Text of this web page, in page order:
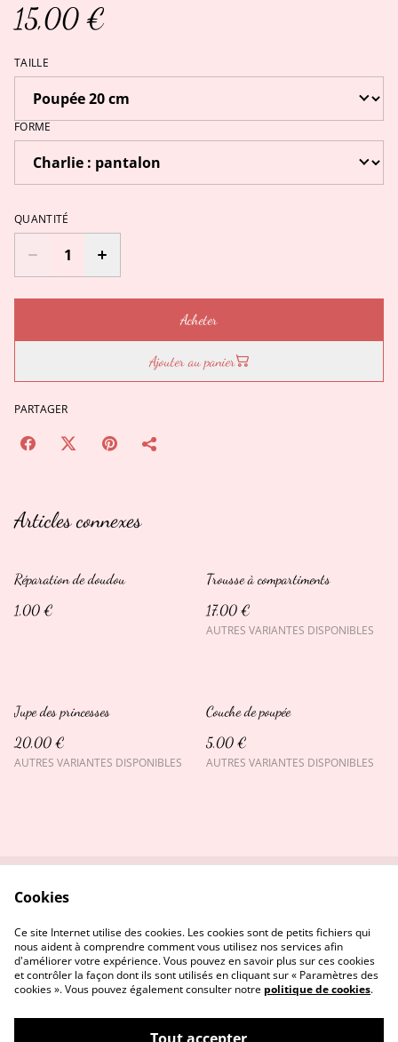
15,00 €
TAILLE
FORME
QUANTITÉ
Acheter
Ajouter au panier
PARTAGER
Articles connexes
Réparation de doudou
1,00 €
Trousse à compartiments
17,00 €
AUTRES VARIANTES DISPONIBLES
Jupe des princesses
20,00 €
AUTRES VARIANTES DISPONIBLES
Couche de poupée
5,00 €
AUTRES VARIANTES DISPONIBLES
Conditions
Politique de confidentialité
Politique de cookies
Cookies
Ce site Internet utilise des cookies. Les cookies sont de petits fichiers qui
nous aident à comprendre comment vous utilisez nos services afin
d'améliorer votre expérience. Vous pouvez en savoir plus sur ces cookies
et contrôler la façon dont ils sont utilisés en cliquant sur « Paramètres des
cookies ». Vous pouvez également consulter notre politique de cookies.